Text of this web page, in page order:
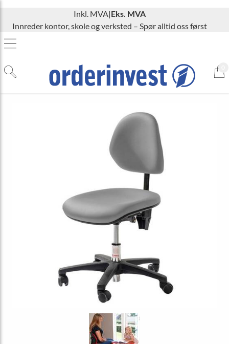
Inkl. MVA|Eks. MVA
Innreder kontor, skole og verksted – Spør alltid oss først